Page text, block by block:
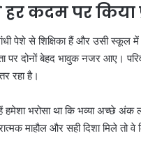
हर कदम पर किया
पेशे से शिक्षिका हैं और उसी स्कूल
पर दोनों बेहद भावुक नजर आए।
रहा है।
हमेशा भरोसा था कि भव्या अच्छे अंक
माहौल और सही दिशा मिले तो